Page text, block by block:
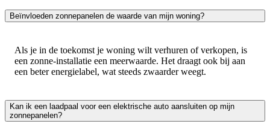
Beïnvloeden zonnepanelen de waarde van mijn woning?
Als je in de toekomst je woning wilt verhuren of verkopen, is
een zonne-installatie een meerwaarde. Het draagt ook bij aan
een beter energielabel, wat steeds zwaarder weegt.
Kan ik een laadpaal voor een elektrische auto aansluiten op mijn
zonnepanelen?